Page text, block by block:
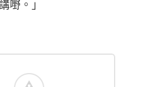
嘢。」